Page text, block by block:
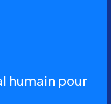
humain pour